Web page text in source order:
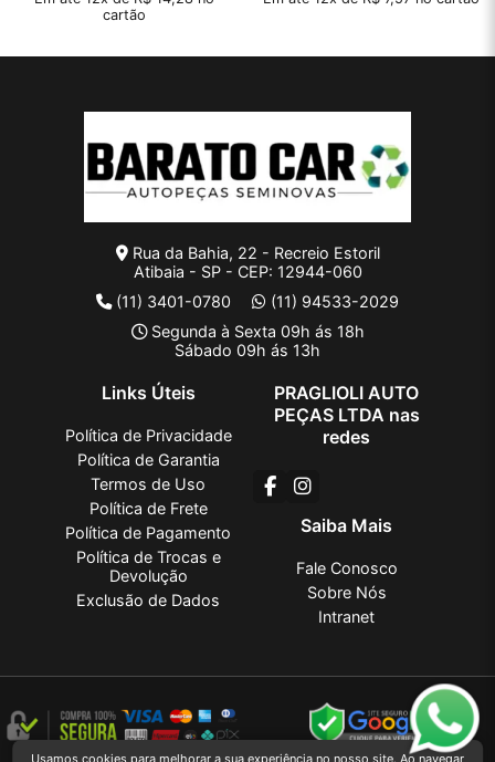
cartão
Rua da Bahia, 22 - Recreio Estoril
Atibaia - SP - CEP: 12944-060
(11) 3401-0780
(11) 94533-2029
Segunda à Sexta 09h ás 18h
Sábado 09h ás 13h
Links Úteis
Política de Privacidade
Política de Garantia
Termos de Uso
Política de Frete
Política de Pagamento
Política de Trocas e
Devolução
Exclusão de Dados
PRAGLIOLI AUTO
PEÇAS LTDA nas
redes
Saiba Mais
Fale Conosco
Sobre Nós
Intranet
Usamos cookies para melhorar a sua experiência no nosso site. Ao navegar